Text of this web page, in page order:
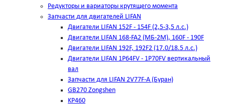
Редукторы и вариаторы крутящего момента
Запчасти для двигателей LIFAN
Двигатели LIFAN 152F - 154F (2,5-3,5 л.с.)
Двигатели LIFAN 168-FA2 (МБ-2М), 160F - 190F
Двигатели LIFAN 192F, 192F2 (17.0/18.5 л.с.)
Двигатели LIFAN 1Р64FV - 1Р70FV вертикальный
вал
Запчасти для LIFAN 2V77F-A (Буран)
GB270 Zongshen
KP460